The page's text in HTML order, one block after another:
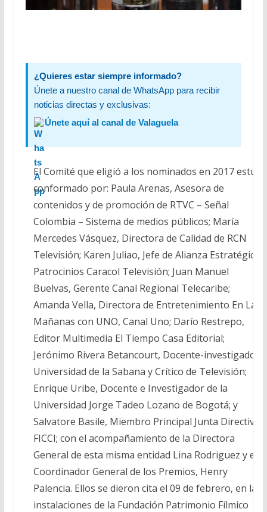
¿Quieres estar siempre informado?
Únete a nuestro canal de WhatsApp para recibir
noticias directas y exclusivas:
Únete aquí al canal de Valaguela
El Comité que eligió a los nominados en 2017 estuvo
conformado por: Paula Arenas, Asesora de
contenidos y de promoción de RTVC – Señal
Colombia – Sistema de medios públicos; María
Mercedes Vásquez, Directora de Calidad de RCN
Televisión; Karen Juliao, Jefe de Alianza Estratégica y
Patrocinios Caracol Televisión; Juan Manuel
Buelvas, Gerente Canal Regional Telecaribe;
Amanda Vella, Directora de Entretenimiento En Las
Mañanas con UNO, Canal Uno; Darío Restrepo,
Editor Multimedia El Tiempo Casa Editorial;
Jerónimo Rivera Betancourt, Docente-investigador
Universidad de la Sabana y Crítico de Televisión;
Enrique Uribe, Docente e Investigador de la
Universidad Jorge Tadeo Lozano de Bogotá; y
Salvatore Basile, Miembro Principal Junta Directiva
FICCI; con el acompañamiento de la Directora
General de esta misma entidad Lina Rodriguez y el
Coordinador General de los Premios, Henry
Palencia. Ellos se dieron cita el 09 de febrero, en las
instalaciones de la Fundación Patrimonio Fílmico